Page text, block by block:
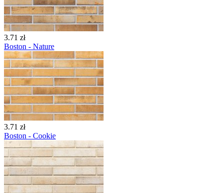
3.71 zł
Boston - Nature
3.71 zł
Boston - Cookie